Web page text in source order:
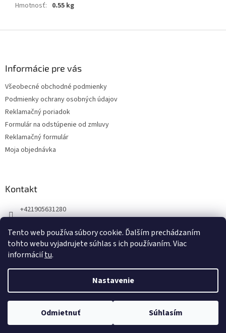
Tento web používa súbory cookie. Ďalším prechádzaním
tohto webu vyjadrujete súhlas s ich používaním. Viac
informáciítu.
Nastavenie
Odmietnuť Súhlasím
Hmotnosť: 0.55 kg
Informácie pre vás
Všeobecné obchodné podmienky
Podmienky ochrany osobných údajov
Reklamačný poriadok
Formulár na odstúpenie od zmluvy
Reklamačný formulár
Moja objednávka
Kontakt
+421905631280
123zdravie.sk/
Vytvoril Shoptet
Copyright 2026 . Všetky práva vyhradené.